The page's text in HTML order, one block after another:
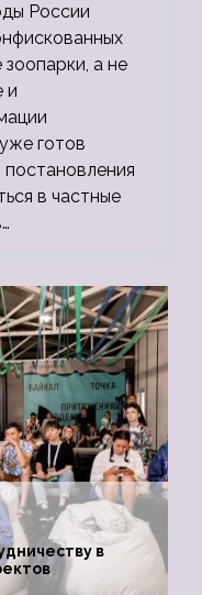
России
а не
и
готов
в частные
в